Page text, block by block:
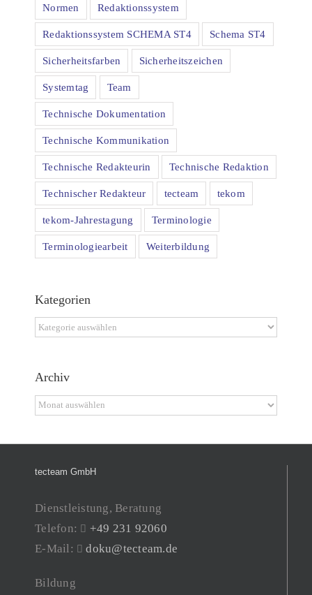
Normen Redaktionssystem
Redaktionssystem SCHEMA ST4 Schema ST4
Sicherheitsfarben Sicherheitszeichen
Systemtag Team
Technische Dokumentation
Technische Kommunikation
Technische Redakteurin Technische Redaktion
Technischer Redakteur tecteam tekom
tekom-Jahrestagung Terminologie
Terminologiearbeit Weiterbildung
Kategorien
Kategorien
Archiv
Archiv
tecteam GmbH
Dienstleistung, Beratung
Telefon:
+49 231 92060
E-Mail:
doku@tecteam.de
Bildung